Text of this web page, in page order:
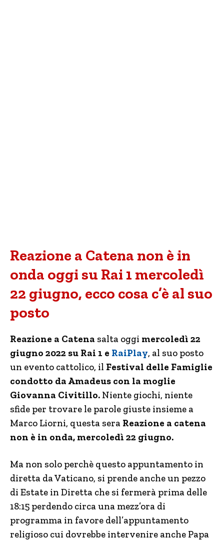
Reazione a Catena non è in
onda oggi su Rai 1 mercoledì
22 giugno, ecco cosa c’è al suo
posto
Reazione a Catena salta oggi mercoledì 22
giugno 2022 su Rai 1 e RaiPlay, al suo posto
un evento cattolico, il Festival delle Famiglie
condotto da Amadeus con la moglie
Giovanna Civitillo. Niente giochi, niente
sfide per trovare le parole giuste insieme a
Marco Liorni, questa sera Reazione a catena
non è in onda, mercoledì 22 giugno.
Ma non solo perchè questo appuntamento in
diretta da Vaticano, si prende anche un pezzo
di Estate in Diretta che si fermerà prima delle
18:15 perdendo circa una mezz’ora di
programma in favore dell’appuntamento
religioso cui dovrebbe intervenire anche Papa